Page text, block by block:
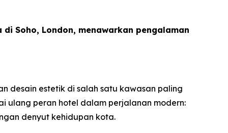
Soho, London, menawarkan pengalaman
desain estetik di salah satu kawasan paling
ulang peran hotel dalam perjalanan modern:
denyut kehidupan kota.